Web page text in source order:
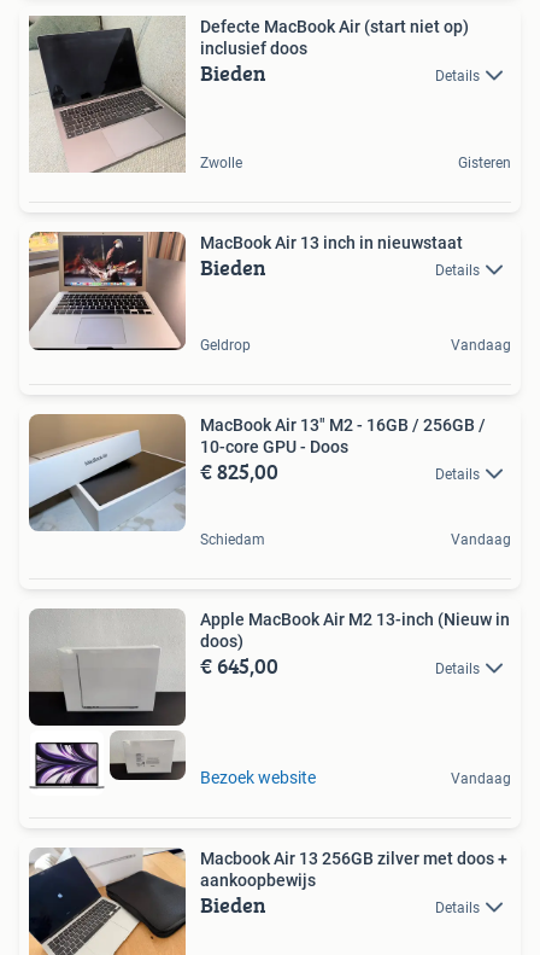
Defecte MacBook Air (start niet op)
inclusief doos
Bieden Details
Zwolle Gisteren
MacBook Air 13 inch in nieuwstaat
Bieden Details
Geldrop Vandaag
MacBook Air 13" M2 - 16GB / 256GB /
10-core GPU - Doos
€ 825,00 Details
Schiedam Vandaag
Apple MacBook Air M2 13-inch (Nieuw in
doos)
€ 645,00 Details
Bezoek website Vandaag
Macbook Air 13 256GB zilver met doos +
aankoopbewijs
Bieden Details